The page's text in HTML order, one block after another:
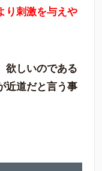
り刺激を与えや
欲しいのである
近道だと言う事